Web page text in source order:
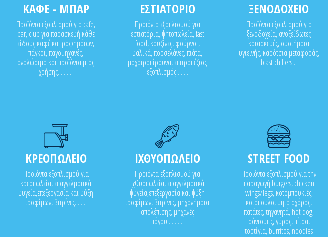
ΚΑΦΕ - ΜΠΑΡ
Προϊόντα εξοπλισμού για cafe,
bar, club για παρασκευή κάθε
είδους καφέ και ροφημάτων,
πάγκοι, παγομηχανές,
αναλώσιμα και προϊόντα μιας
χρήσης..........
ΕΣΤΙΑΤΟΡΙΟ
Προϊόντα εξοπλισμού για
εστιατόρια, ψητοπωλεία, fast
food, κουζίνες, φούρνοι,
υαλικά, πορσελάνες, πιάτα,
μαχαιροπίρουνα, επιτραπέζιος
εξοπλισμός........
ΞΕΝΟΔΟΧΕΙΟ
Προϊόντα εξοπλισμού για
ξενοδοχεία, ανοξείδωτες
κατασκευές, συστήματα
υγιεινής, καρότσια μεταφοράς,
blast chillers...
ΚΡΕΟΠΩΛΕΙΟ
Προϊόντα εξοπλισμού για
κρεοπωλεία, επαγγελματικά
ψυγεία,επεξεργασία και ψύξη
τροφίμων, βιτρίνες........
ΙΧΘΥΟΠΩΛΕΙΟ
Προϊόντα εξοπλισμού για
ιχθυοπωλεία, επαγγελματικά
ψυγεία,επεξεργασία και ψύξη
τροφίμων, βιτρίνες, μηχανήματα
απολέπισης, μηχανές
πάγου...........
STREET FOOD
Προϊόντα εξοπλισμού για την
παραγωγή burgers, chicken
wings/legs, κοτομπουκιές,
κοτόπουλο, ψητά σχάρας,
πατάτες, τηγανητά, hot dog,
σάντουϊτς, γύρος, πίτσα,
τορτίγια, burritos, noodles